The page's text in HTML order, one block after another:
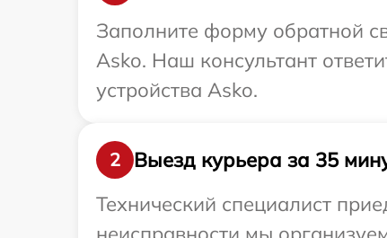
Заполните форму обратной
Asko. Наш консультант
устройства Asko.
2
Выезд курьера за 35
Технический специалист